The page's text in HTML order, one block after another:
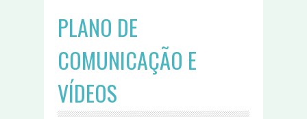
PLANO DE
COMUNICAÇÃO E
VÍDEOS